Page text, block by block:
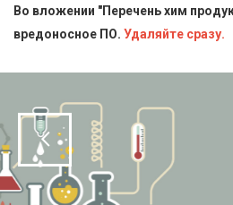
Блескообразующие добавки
Кислоты
Пищевая химия для
СТАТЬИ
СЕРТИФИКАТЫ
КОНТАКТЫ
Во вложении "Перечень хим
вредоносное ПО. Удаляйте сразу.